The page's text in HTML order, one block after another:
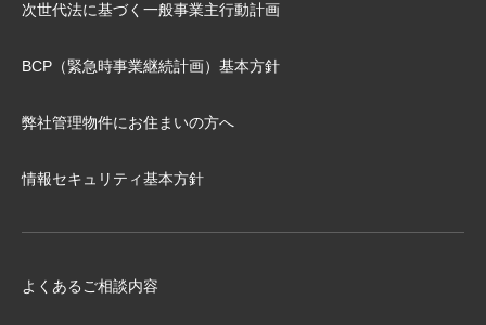
次世代法に基づく⼀般事業主⾏動計画
BCP（緊急時事業継続計画）基本⽅針
弊社管理物件にお住まいの⽅へ
情報セキュリティ基本方針
よくあるご相談内容